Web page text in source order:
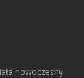
nowoczesny